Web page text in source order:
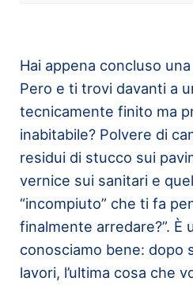
Hai appena concluso
Pero e ti trovi davanti a
tecnicamente finito ma
inabitabile? Polvere di
residui di stucco sui
vernice sui sanitari e
“incompiuto” che ti fa
finalmente arredare?”. È
conosciamo bene: dopo
lavori, l’ultima cosa che